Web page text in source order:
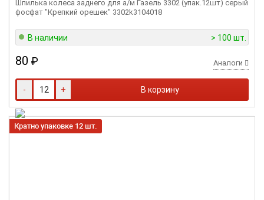
Шпилька колеса заднего для а/м Газель 3302 (упак.12шт) серый
фосфат "Крепкий орешек" 3302k3104018
В наличии > 100 шт.
80 ₽ Аналоги
- + В корзину
Кратно упаковке 12 шт.